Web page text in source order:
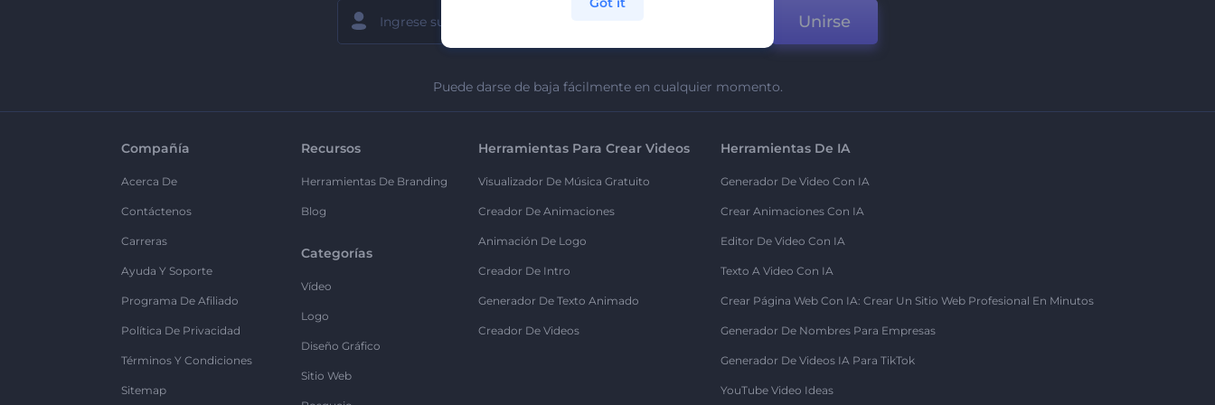
Unirse
Puede darse de baja fácilmente en cualquier momento.
Compañía
Acerca De
Contáctenos
Carreras
Ayuda Y Soporte
Programa De Afiliado
Política De Privacidad
Términos Y Condiciones
Sitemap
Recursos
Herramientas De Branding
Blog
Categorías
Vídeo
Logo
Diseño Gráfico
Sitio Web
Herramientas Para Crear Videos
Visualizador De Música Gratuito
Creador De Animaciones
Animación De Logo
Creador De Intro
Generador De Texto Animado
Creador De Videos
Herramientas De IA
Generador De Video Con IA
Crear Animaciones Con IA
Editor De Video Con IA
Texto A Video Con IA
Crear Página Web Con IA: Crear Un Sitio Web Profesional En Minutos
Generador De Nombres Para Empresas
Generador De Videos IA Para TikTok
YouTube Video Ideas